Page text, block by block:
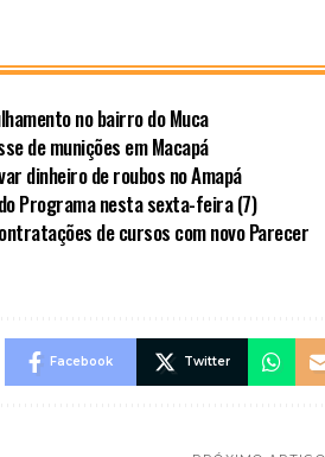
no bairro do Muca
de munições em Macapá
dinheiro de roubos no Amapá
Programa nesta sexta-feira (7)
de cursos com novo Parecer
Facebook Twitter